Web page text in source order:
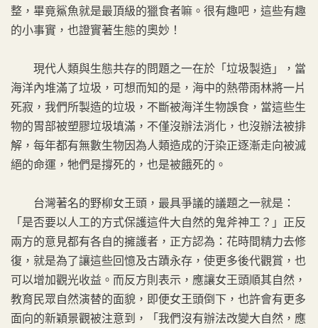
整，畢竟鯊魚就是最頂級的獵食者嘛。很有趣吧，這些有趣
的小事實，也證實著生態的奧妙！
現代人類與生態共存的問題之一在於「垃圾製造」，當
海洋內堆滿了垃圾，可想而知的是，海中的熱帶雨林將一片
死寂，我們所製造的垃圾，不斷被海洋生物誤食，當這些生
物的胃部被塑膠垃圾填滿，不僅沒辦法消化，也沒辦法被排
解，每年都有無數生物因為人類造成的汙染正逐漸走向被滅
絕的命運，牠們是撐死的，也是被餓死的。
台灣著名的野柳女王頭，最具爭議的議題之一就是：
「是否要以人工的方式保護這件大自然的鬼斧神工？」正反
兩方的意見都有各自的擁護者，正方認為：花時間精力去修
復，就是為了讓這些回憶及古蹟永存，使更多後代觀賞，也
可以增加觀光收益。而反方則表示，應讓女王頭順其自然，
教育民眾自然演替的面貌，即便女王頭倒下，也許會有更多
面向的新穎景觀被注意到，「我們沒有辦法改變大自然，應